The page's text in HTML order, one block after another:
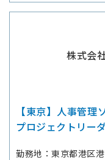
株式会
【東京】人事管
プロジェクトリー
勤務地
東京都港区